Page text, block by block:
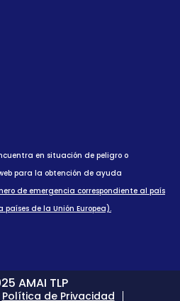
en situación de peligro o
para la obtención de ayuda
de emergencia correspondiente al país
de la Unión Europea).
AMAI TLP
Política de Privacidad